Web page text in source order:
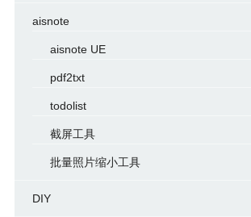
aisnote
aisnote UE
pdf2txt
todolist
截屏工具
批量照片缩小工具
DIY